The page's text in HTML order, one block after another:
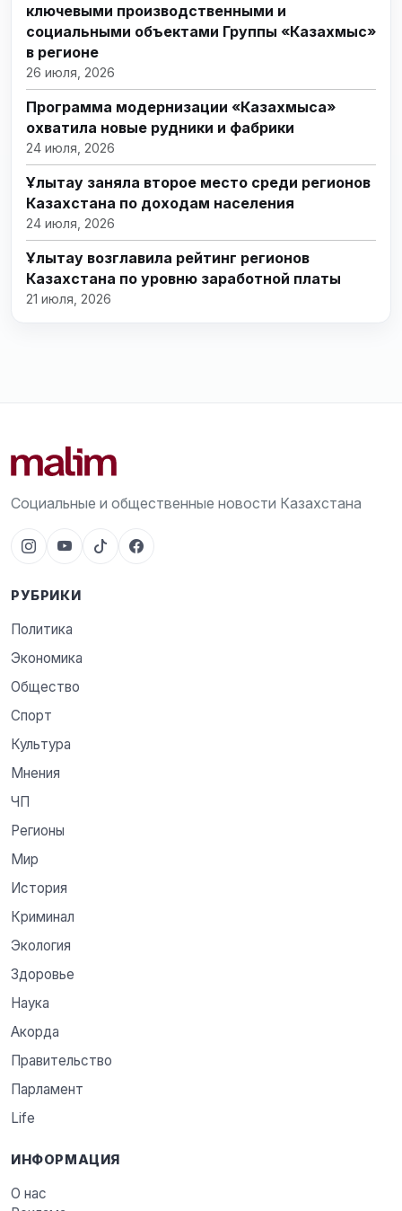
ключевыми производственными и
социальными объектами Группы «Казахмыс»
в регионе
26 июля, 2026
Программа модернизации «Казахмыса»
охватила новые рудники и фабрики
24 июля, 2026
Ұлытау заняла второе место среди регионов
Казахстана по доходам населения
24 июля, 2026
Ұлытау возглавила рейтинг регионов
Казахстана по уровню заработной платы
21 июля, 2026
Социальные и общественные новости Казахстана
РУБРИКИ
Политика
Экономика
Общество
Спорт
Культура
Мнения
ЧП
Регионы
Мир
История
Криминал
Экология
Здоровье
Наука
Акорда
Правительство
Парламент
Life
ИНФОРМАЦИЯ
О нас